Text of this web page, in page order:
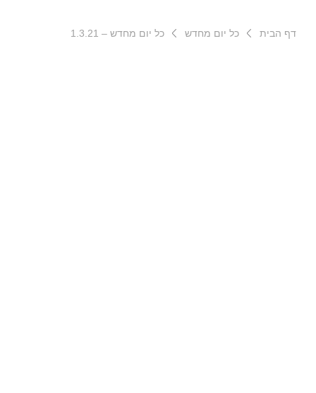
דף הבית כל יום מחדש כל יום מחדש – 1.3.21